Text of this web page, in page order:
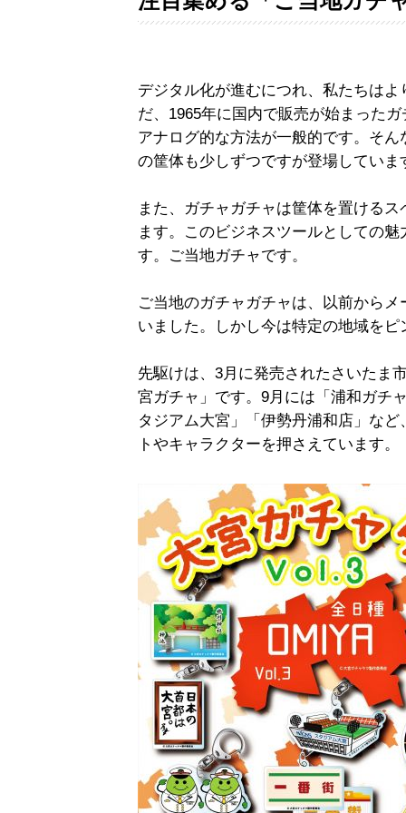
デジタル化が進むにつれ、私たちは
だ、1965年に国内で販売が始まった
アナログ的な方法が一般的です。そ
の筐体も少しずつですが登場していま
また、ガチャガチャは筐体を置ける
ます。このビジネスツールとしての
す。ご当地ガチャです。
ご当地のガチャガチャは、以前から
いました。しかし今は特定の地域を
先駆けは、3月に発売されたさいたま
宮ガチャ」です。9月には「浦和ガチ
タジアム大宮」「伊勢丹浦和店」な
トやキャラクターを押さえています。